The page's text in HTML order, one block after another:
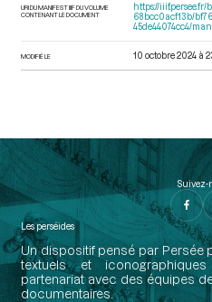
URI DU MANIFEST IIIF DU VOLUME
CONTENANT LE DOCUMENT
https://iiif.persee.fr/
68bcc0acf13b/
45de44074cc4/
MODIFIÉ LE 10 octobre 2024 à
Suivez-
Les perséides
Un dispositif pensé par Persée
textuels et
partenariat avec des équipes
documentaires.